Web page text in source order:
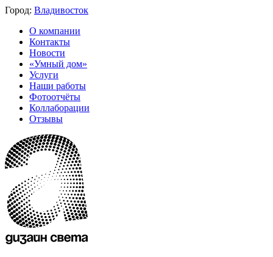
Город: Владивосток
О компании
Контакты
Новости
«Умный дом»
Услуги
Наши работы
Фотоотчёты
Коллаборации
Отзывы